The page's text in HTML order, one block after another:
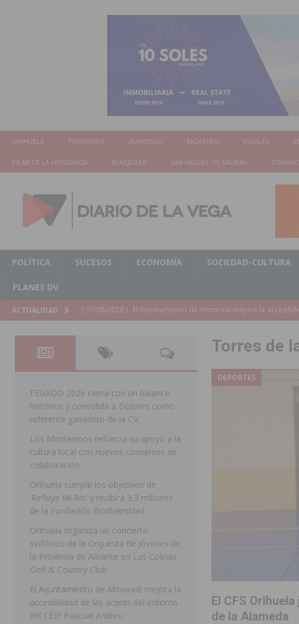
ORIHUELA TORREVIEJA ALMORADÍ BIGASTRO ROJALES
PILAR DE LA HORADADA BENEJUZAR SAN MIGUEL DE SALINAS
POLÍTICA SUCESOS ECONOMÍA SOCIEDAD-CULTURA
PLANES DV
ACTUALIDAD [ 07/08/2026 ] El Ayuntamiento de Almoradí mejora la
[ 07/08/2026 ]
Educación destina 1,2 millones adicionales al
[ 07/08/2026 ] La Policía Nacional desarticula un grupo
clonación de llaves electrónicas
[ 07/08/2026 ] Torrevieja impulsa el empleo con la
[ 07/08/2026 ] Raiguero de Bonanza alerta del riesgo de
[ 07/08/2026 ]
La Generalitat impulsa el desdoblamiento de la
[ 07/08/2026 ] Benferri ya se prepara para dar comienzo a sus
[ 07/08/2026 ] Bigastro se viste de gala para la coronación de la
[ 07/08/2026 ]
Rojales clausura con éxito las Fiestas de las
[ 06/08/2026 ]
Arcángel
REDOVÁN
[ 06/08/2026 ]
El PSOE denuncia una nueva prórroga de la
Torres de
DEPORTES
El CFS
de la Alameda
FEGADO 2026 cierra con un balance
histórico y consolida a Dolores como
referente ganadero de la CV
Los Montesinos refuerza su apoyo a la
cultura local con nuevos convenios de
colaboración
Orihuela cumple los objetivos de
‘Refluye Mi Río’ y recibirá 3,3 millones
de la Fundación Biodiversidad
Orihuela organiza un concierto
sinfónico de la Orquesta de Jóvenes de
la Provincia de Alicante en Las Colinas
Golf & Country Club
El Ayuntamiento de Almoradí mejora la
accesibilidad de las aceras del entorno
del CEIP Pascual Andreu